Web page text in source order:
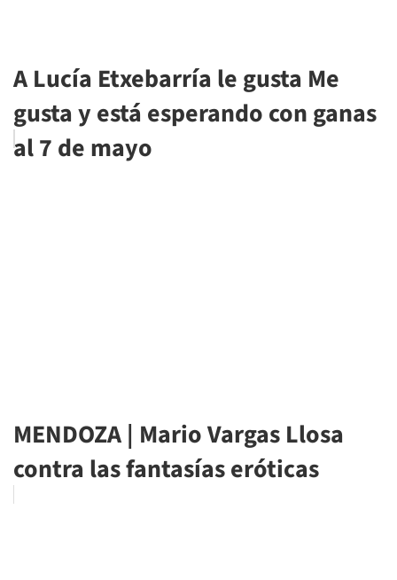
A Lucía Etxebarría le gusta Me
gusta y está esperando con ganas
al 7 de mayo
MENDOZA | Mario Vargas Llosa
contra las fantasías eróticas